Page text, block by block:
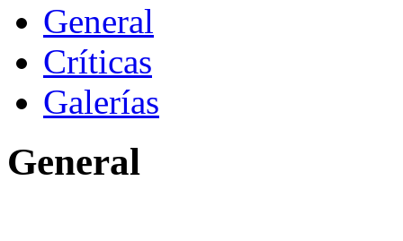
General
Críticas
Galerías
General